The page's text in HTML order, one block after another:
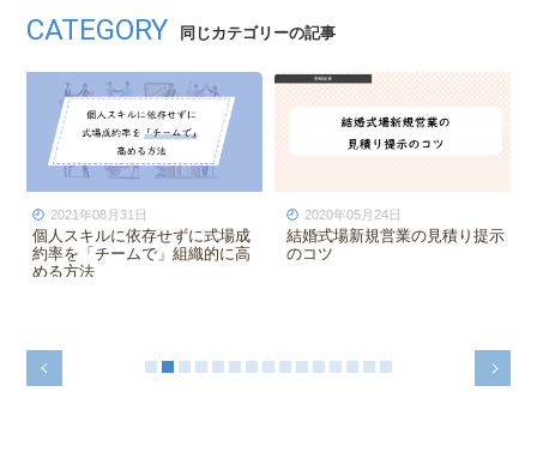
CATEGORY 同じカテゴリーの記事
2021年08月31日
個人スキルに依存せずに式場成
約率を「チームで」組織的に高
める方法
2020年05月24日
結婚式場新規営業の見積り提示
のコツ